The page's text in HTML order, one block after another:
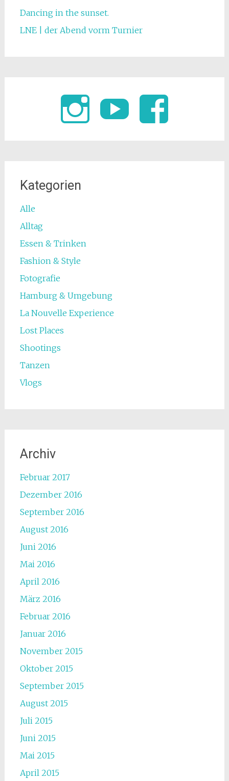
Dancing in the sunset.
LNE | der Abend vorm Turnier
Kategorien
Alle
Alltag
Essen & Trinken
Fashion & Style
Fotografie
Hamburg & Umgebung
La Nouvelle Experience
Lost Places
Shootings
Tanzen
Vlogs
Archiv
Februar 2017
Dezember 2016
September 2016
August 2016
Juni 2016
Mai 2016
April 2016
März 2016
Februar 2016
Januar 2016
November 2015
Oktober 2015
September 2015
August 2015
Juli 2015
Juni 2015
Mai 2015
April 2015